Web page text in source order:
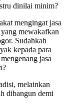
dinilai minim?
mengingat jasa
mewakafkan
Sudahkah
kepada para
jasa
melainkan
dibangun demi